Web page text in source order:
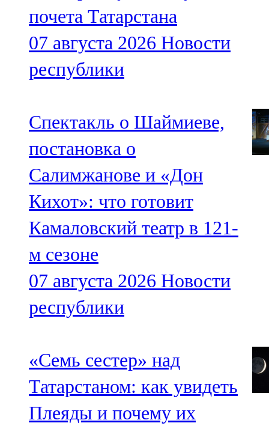
102,6 FM
Чирмешән
107,7 FM
103,0 FM
Чүпрәле
91,0 FM
Шәмәрдән
102,3 FM
Яңа чишмә
107,0 FM
Яр Чаллы
почета Татарстана
07 августа 2026 Новости
республики
Спектакль о Шаймиеве,
постановка о
Салимжанове и «Дон
Кихот»: что готовит
Камаловский театр в 121-
м сезоне
07 августа 2026 Новости
республики
«Семь сестер» над
Татарстаном: как увидеть
Плеяды и почему их